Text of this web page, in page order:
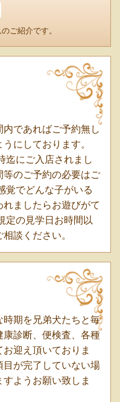
ご紹介です。
であればご予約無し
にしております。
迄にご入店されまし
等のご予約の必要はご
覚でどんな子がいる
ましたらお遊びがて
定の見学日お時間以
談ください。
期を兄弟犬たちと毎
康診断、便検査、各種
迎え頂いておりま
が完了していない場
ようお願い致しま